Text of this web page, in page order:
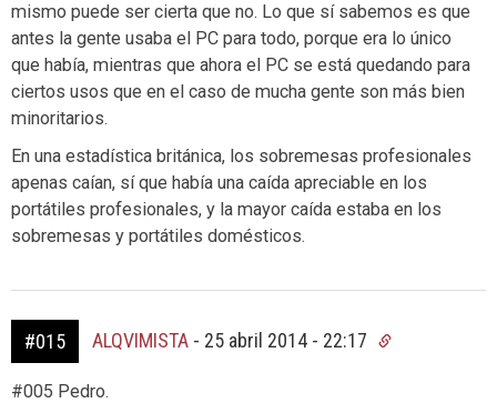
mismo puede ser cierta que no. Lo que sí sabemos es que
antes la gente usaba el PC para todo, porque era lo único
que había, mientras que ahora el PC se está quedando para
ciertos usos que en el caso de mucha gente son más bien
minoritarios.
En una estadística británica, los sobremesas profesionales
apenas caían, sí que había una caída apreciable en los
portátiles profesionales, y la mayor caída estaba en los
sobremesas y portátiles domésticos.
#015 ALQVIMISTA - 25 abril 2014 - 22:17
#005 Pedro.